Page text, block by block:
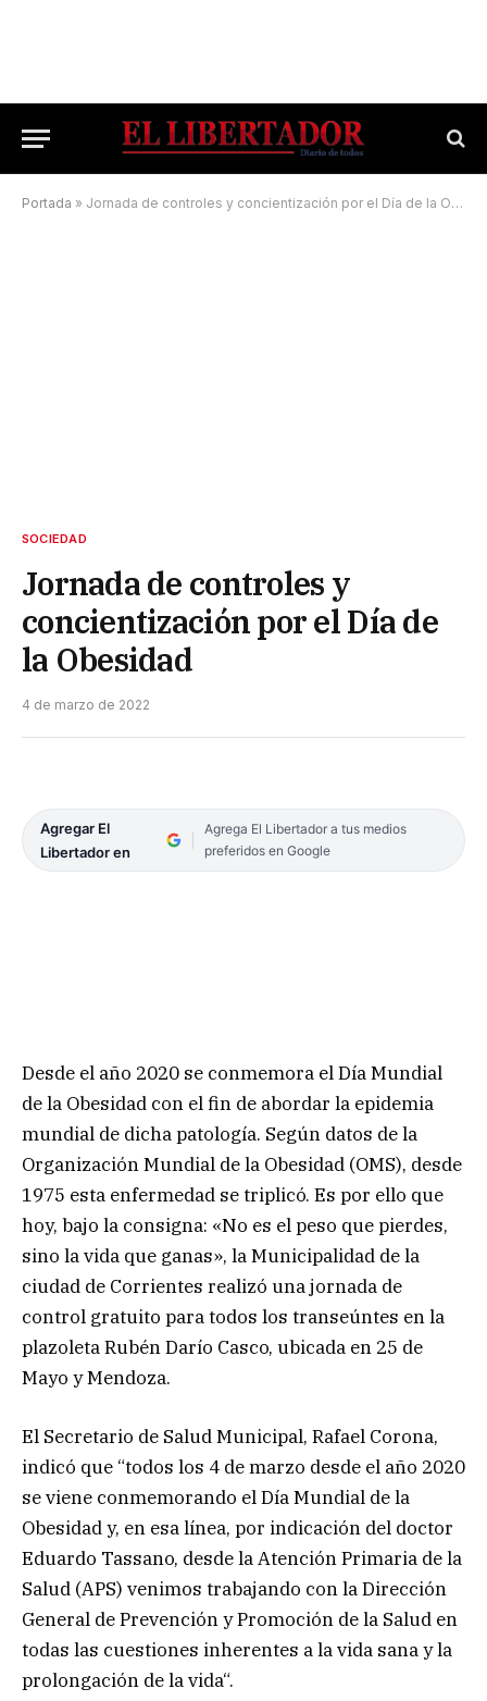
Portada » Jornada de controles y concientización por el Día de la Obesidad
SOCIEDAD
Jornada de controles y
concientización por el Día de
la Obesidad
4 de marzo de 2022
Agregar El
Libertador en
Agrega El Libertador a tus medios
preferidos en Google
Desde el año 2020 se conmemora el Día Mundial
de la Obesidad con el fin de abordar la epidemia
mundial de dicha patología. Según datos de la
Organización Mundial de la Obesidad (OMS), desde
1975 esta enfermedad se triplicó. Es por ello que
hoy, bajo la consigna: «No es el peso que pierdes,
sino la vida que ganas», la Municipalidad de la
ciudad de Corrientes realizó una jornada de
control gratuito para todos los transeúntes en la
plazoleta Rubén Darío Casco, ubicada en 25 de
Mayo y Mendoza.
El Secretario de Salud Municipal, Rafael Corona,
indicó que “todos los 4 de marzo desde el año 2020
se viene conmemorando el Día Mundial de la
Obesidad y, en esa línea, por indicación del doctor
Eduardo Tassano, desde la Atención Primaria de la
Salud (APS) venimos trabajando con la Dirección
General de Prevención y Promoción de la Salud en
todas las cuestiones inherentes a la vida sana y la
prolongación de la vida“.